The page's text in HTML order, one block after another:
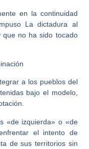
en la continuidad
La dictadura al
no ha sido tocado
a los pueblos del
bajo el modelo,
«de izquierda» o «de
el intento de
de sus territorios sin